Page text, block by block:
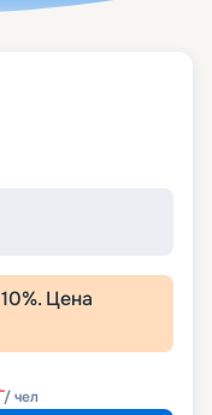
10%. Цена
/ чел